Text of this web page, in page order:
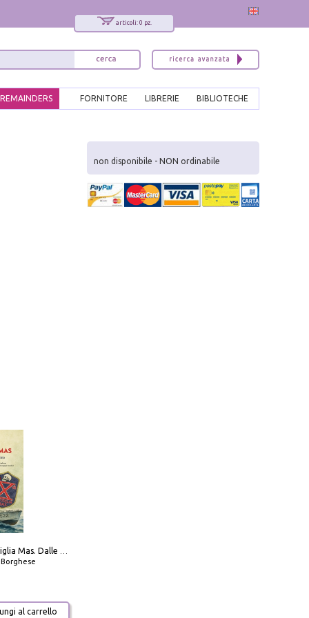
articoli: 0 pz.
BIBLIOTECHE
LIBRERIE
FORNITORE
REMAINDERS
Decima flottiglia Mas. Dalle origini all'armistizio
al carrello
non disponibile - NON ordinabile
x
Interessato ai nostri libri?
Allora iscriviti alla nostra newsletter!
Sarai informato delle nostre novità, potrai
comunque cancellarti quando desideri.